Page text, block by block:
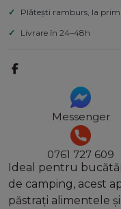
Ideal pentru
de camping, acest
păstrați alimentele
Plătești ramburs, la
Livrare în 24–48h
Messenger
0761 727 609